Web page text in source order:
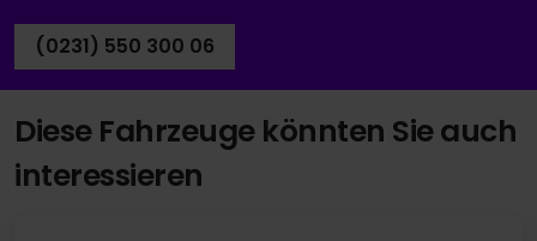
(0231) 550 300 06
Diese Fahrzeuge könnten Sie auch
interessieren